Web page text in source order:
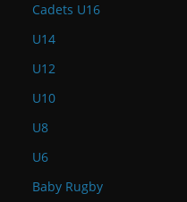
Cadets U16
U14
U12
U10
U8
U6
Baby Rugby